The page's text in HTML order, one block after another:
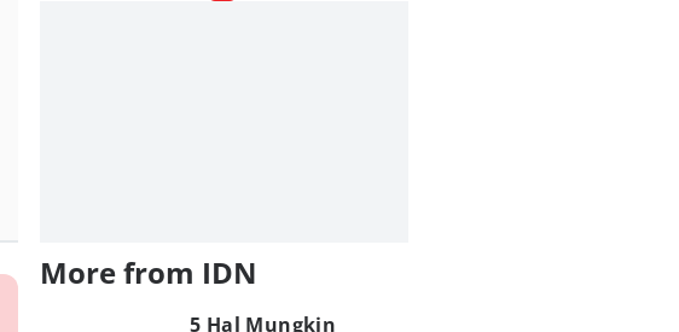
More from IDN
5 Hal Mungkin